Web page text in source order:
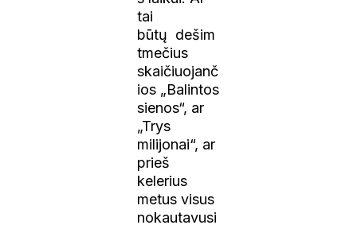
tai
būtų dešim
tmečius
skaičiuojanč
ios „Balintos
sienos“, ar
„Trys
milijonai“, ar
prieš
kelerius
metus visus
nokautavusi